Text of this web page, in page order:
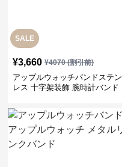
SALE
¥3,660 ¥4070(割引前)
アップルウォッチバンドステン
レス 十字架装飾 腕時計バンド